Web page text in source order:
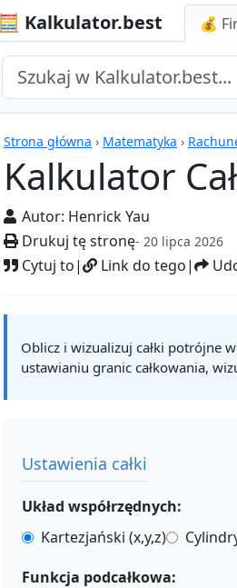
🧮 Kalkulator.best 💰
Strona główna › Matematyka ›
Kalkulator
Autor: Henrick Yau
Drukuj tę stronę- 20 lipca 2026
Cytuj to| Link do tego|
Kalkulatory
Oblicz i wizualizuj całki potrójne
ustawianiu granic całkowania,
Ustawienia całki
Układ współrzędnych:
Kartezjański (x,y,z)
Funkcja podcałkowa: